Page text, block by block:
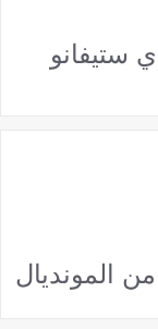
ستيفانو
المونديال